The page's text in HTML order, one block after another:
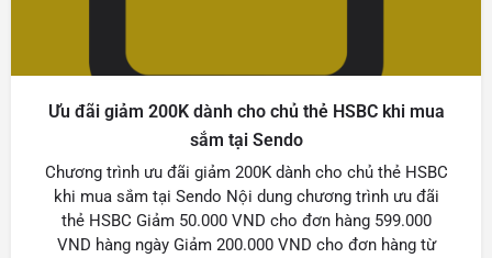
Ưu đãi giảm 200K dành cho chủ thẻ HSBC khi mua
sắm tại Sendo
Chương trình ưu đãi giảm 200K dành cho chủ thẻ HSBC
khi mua sắm tại Sendo Nội dung chương trình ưu đãi
thẻ HSBC Giảm 50.000 VND cho đơn hàng 599.000
VND hàng ngày Giảm 200.000 VND cho đơn hàng từ